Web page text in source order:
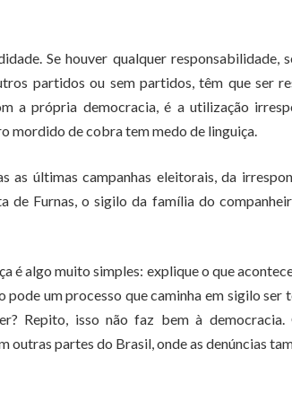
Se houver qualquer
partidos ou sem partidos, têm que ser
a própria democracia, é a utilização
mordido de cobra tem medo de linguiça.
últimas campanhas eleitorais, da
de Furnas, o sigilo da família do
é algo muito simples: explique o que
um processo que caminha em sigilo ser
Repito, isso não faz bem à democracia.
outras partes do Brasil, onde as denúncias